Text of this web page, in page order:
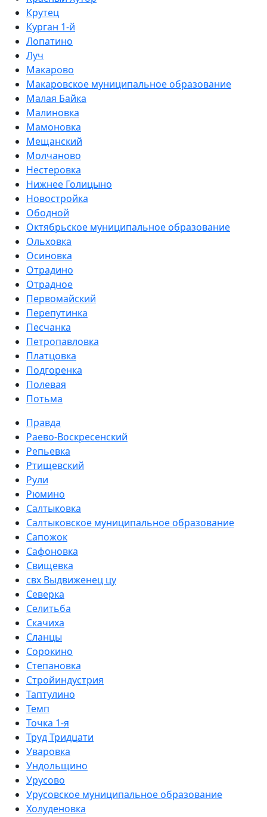
Крутец
Курган 1-й
Лопатино
Луч
Макарово
Макаровское муниципальное образование
Малая Байка
Малиновка
Мамоновка
Мещанский
Молчаново
Нестеровка
Нижнее Голицыно
Новостройка
Ободной
Октябрьское муниципальное образование
Ольховка
Осиновка
Отрадино
Отрадное
Первомайский
Перепутинка
Песчанка
Петропавловка
Платцовка
Подгоренка
Полевая
Потьма
Правда
Раево-Воскресенский
Репьевка
Ртищевский
Рули
Рюмино
Салтыковка
Салтыковское муниципальное образование
Сапожок
Сафоновка
Свищевка
свх Выдвиженец цу
Северка
Селитьба
Скачиха
Сланцы
Сорокино
Степановка
Стройиндустрия
Таптулино
Темп
Точка 1-я
Труд Тридцати
Уваровка
Ундольщино
Урусово
Урусовское муниципальное образование
Холуденовка